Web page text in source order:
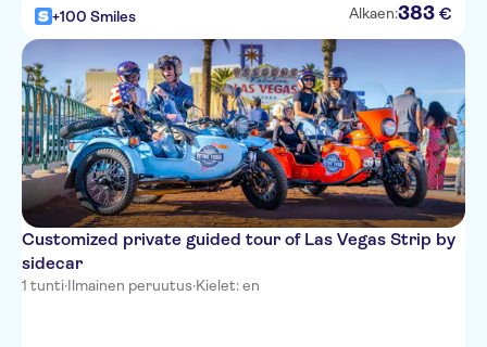
the Las Vegas Strip
Aria Resort and Casino
Grand View Resort
Hard Rock Hotel
Manor Suites
Excalibur
Binions
+100 Smiles Alkaen:383 €
Customized private guided tour of Las Vegas Strip by
sidecar
1 tunti·Ilmainen peruutus·Kielet: en